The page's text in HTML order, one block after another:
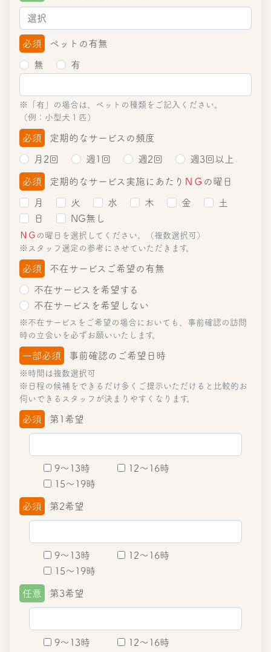
必須 ペットの有無
無 有
※「有」の場合は、ペットの種類をご記入ください。
（例：小型犬１匹）
必須 定期的なサービスの頻度
月2回 週1回 週2回 週3回以上
必須 定期的なサービス実施にあたり ＮＧ の曜日
月 火 水 木 金
土
日
NG無し
ＮＧ の曜日を選択してください。（複数選択可）
※スタッフ選定の参考にさせていただきます。
必須 不在サービスご希望の有無
不在サービスを希望する
不在サービスを希望しない
※不在サービスをご希望の場合においても、事前確認の訪問
時の立会いを必ずお願いいたします。
一部必須 事前確認のご希望日時
※時間は複数選択可
※日程の候補をできるだけ多くご提示いただけると比較的お
伺いできるスタッフが決まりやすくなります。
必須 第1希望
9～13時
12～16時
15～19時
必須 第2希望
9～13時
12～16時
15～19時
任意 第3希望
9～13時
12～16時